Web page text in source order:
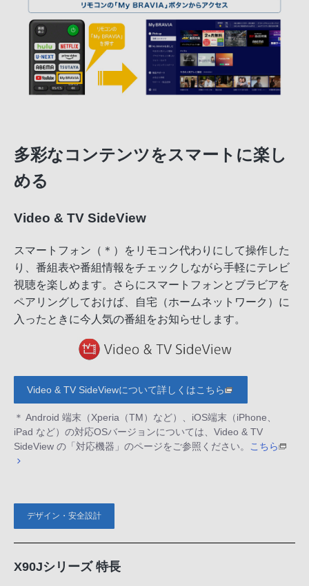
多彩なコンテンツをスマートに楽し
める
Video & TV SideView
スマートフォン（＊）をリモコン代わりにして操作した
り、番組表や番組情報をチェックしながら手軽にテレビ
視聴を楽しめます。さらにスマートフォンとブラビアを
ペアリングしておけば、自宅（ホームネットワーク）に
入ったときに今人気の番組をお知らせします。
Video & TV SideViewについて詳しくはこちら
＊ Android 端末（Xperia（TM）など）、iOS端末（iPhone、
iPad など）の対応OSバージョンについては、Video & TV
SideView の「対応機器」のページをご参照ください。
こちら
デザイン・安全設計
X90Jシリーズ 特長